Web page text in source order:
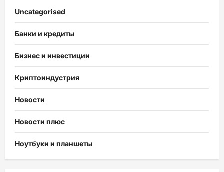
Uncategorised
Банки и кредиты
Бизнес и инвестиции
Криптоиндустрия
Новости
Новости плюс
Ноутбуки и планшеты